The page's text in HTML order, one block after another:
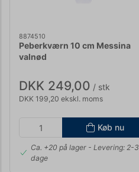
8874510
Peberkværn 10 cm Messina
valnød
DKK 249,00 / stk
DKK 199,20 ekskl. moms
Køb nu
Ca. +20 på lager - Levering: 2-3
dage